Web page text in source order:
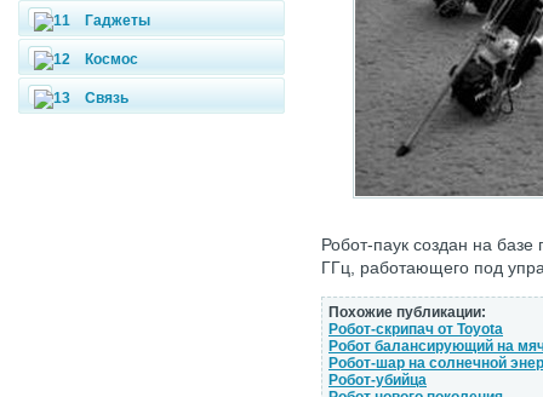
Гаджеты
Космос
Связь
Робот-паук создан на
ГГц, работающего под
Похожие публикации:
Робот-скрипач от Toyota
Робот балансирующий на
Робот-шар на солнечной
Робот-убийца